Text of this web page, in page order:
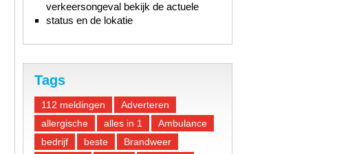
verkeersongeval bekijk de actuele
status en de lokatie
Tags
112 meldingen
Adverteren
allergische
alles in 1
Ambulance
bedrijf
beste
Brandweer